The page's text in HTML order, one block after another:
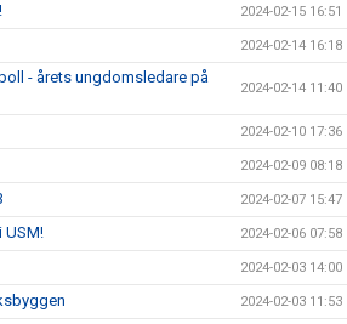
2024-02-15 16:51
2024-02-14 16:18
- årets ungdomsledare på
2024-02-14 11:40
2024-02-10 17:36
2024-02-09 08:18
2024-02-07 15:47
USM! 2024-02-06 07:58
2024-02-03 14:00
2024-02-03 11:53